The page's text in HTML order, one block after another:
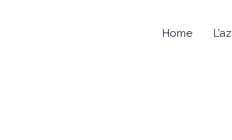
Home